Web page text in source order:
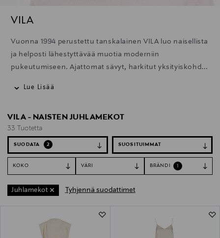
VILA
Vuonna 1994 perustettu tanskalainen VILA luo naisellista
ja helposti lähestyttävää muotia moderniin
pukeutumiseen. Ajattomat sävyt, harkitut yksityiskohdat
Lue Lisää
VILA - NAISTEN JUHLAMEKOT
33 Tuotetta
SUODATA 2
KOKO VÄRI BRÄNDI 1
Juhlamekot Tyhjennä suodattimet